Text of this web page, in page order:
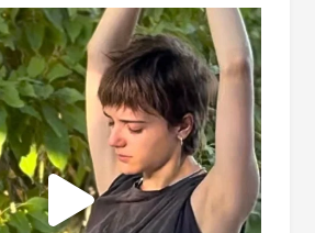
nostra newsletter per ricevere
notizie sui prossimi ritiri ed
di consapevolezza ed offerte
speciali!